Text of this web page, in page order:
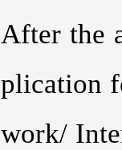
After the
plication
work/